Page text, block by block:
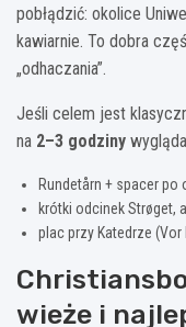
pobłądzić: okolice
kawiarnie. To dobra
„odhaczania”.
Jeśli celem jest
na 2–3 godziny
Rundetårn + spacer
krótki odcinek Strøget,
plac przy Katedrze (Vor
wieże i